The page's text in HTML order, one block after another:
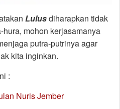
Lulusdiharapkan tidak
mohon kerjasamanya
putra-putrinya agar
kita inginkan.
:
Nuris Jember